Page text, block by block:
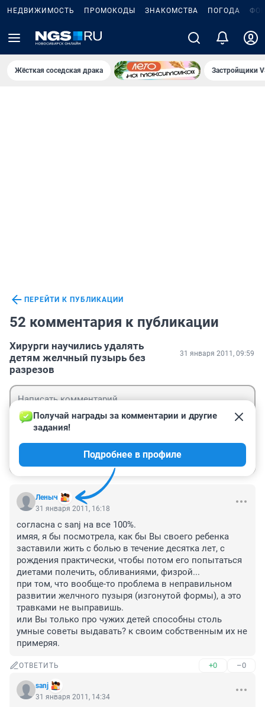
НЕДВИЖИМОСТЬ ПРОМОКОДЫ ЗНАКОМСТВА ПОГОДА
Жёсткая соседская драка Застройщики
ПЕРЕЙТИ К ПУБЛИКАЦИИ
52 комментария к публикации
Хирурги научились удалять
детям желчный пузырь без
разрезов
31 января 2011, 09:59
Леныч
Получай награды за комментарии и другие
задания!
Подробнее в профиле
31 января 2011, 16:18
согласна с sanj на все 100%.
имяя, я бы посмотрела, как бы Вы своего ребенка
заставили жить с болью в течение десятка лет, с
рождения практически, чтобы потом его попытаться
диетами полечить, обливаниями, физрой...
при том, что вообще-то проблема в неправильном
развитии желчного пузыря (изгонутой формы), а это
травками не выправишь.
или Вы только про чужих детей способны столь
умные советы выдавать? к своим собственным их не
примеряя.
ОТВЕТИТЬ +0 –0
sanj
31 января 2011, 14:34